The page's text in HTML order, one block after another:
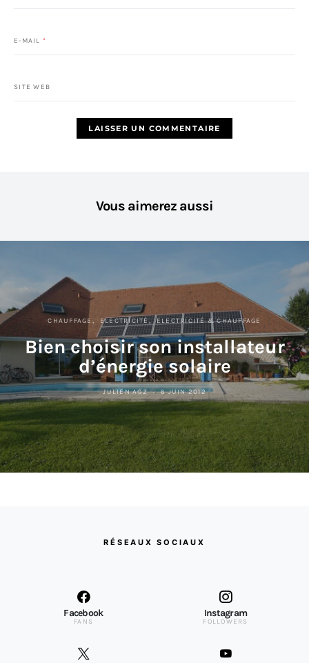
E-MAIL *
SITE WEB
Vous aimerez aussi
CHAUFFAGE ELECTRICITÉ ELECTRICITÉ & CHAUFFAGE
Bien choisir son installateur
d’énergie solaire
JULIEN AGZ 6 JUIN 2012
RÉSEAUX SOCIAUX
Facebook
FANS
Instagram
FOLLOWERS